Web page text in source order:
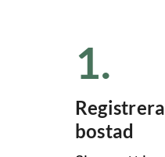
1.
bostad